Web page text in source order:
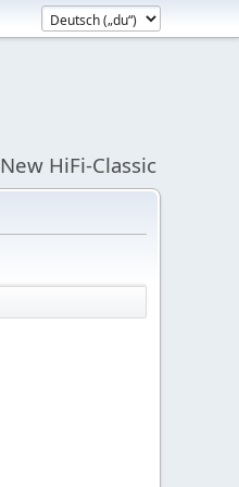
New HiFi-Classic